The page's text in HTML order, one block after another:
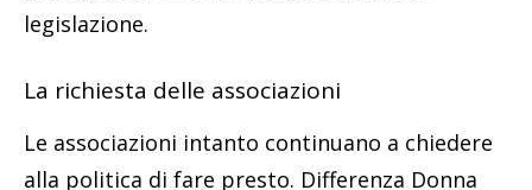
legislazione.
La richiesta delle associazioni
Le associazioni intanto continuano a chiedere
alla politica di fare presto. Differenza Donna